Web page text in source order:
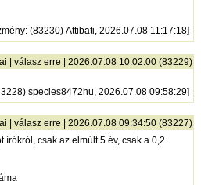
: (83230) Attibati, 2026.07.08 11:17:18]
|válasz erre | 2026.07.08 10:02:00 (83229)
species8472hu, 2026.07.08 09:58:29]
|válasz erre | 2026.07.08 09:34:50 (83227)
írókról, csak az elmúlt 5 év, csak a 0,2